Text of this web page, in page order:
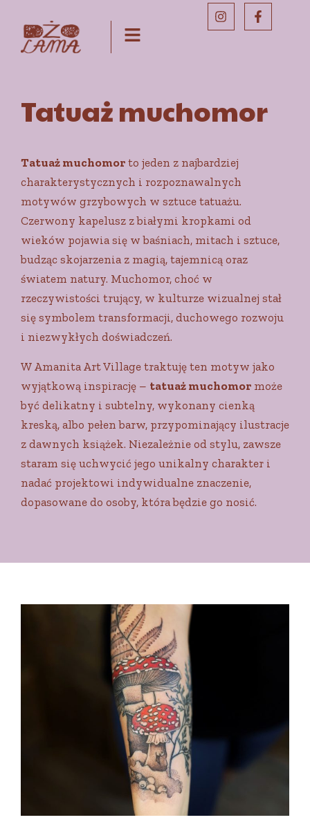
Tatuaż muchomor
Tatuaż muchomor to jeden z najbardziej
charakterystycznych i rozpoznawalnych
motywów grzybowych w sztuce tatuażu.
Czerwony kapelusz z białymi kropkami od
wieków pojawia się w baśniach, mitach i sztuce,
budząc skojarzenia z magią, tajemnicą oraz
światem natury. Muchomor, choć w
rzeczywistości trujący, w kulturze wizualnej stał
się symbolem transformacji, duchowego rozwoju
i niezwykłych doświadczeń.
W Amanita Art Village traktuję ten motyw jako
wyjątkową inspirację – tatuaż muchomor może
być delikatny i subtelny, wykonany cienką
kreską, albo pełen barw, przypominający ilustracje
z dawnych książek. Niezależnie od stylu, zawsze
staram się uchwycić jego unikalny charakter i
nadać projektowi indywidualne znaczenie,
dopasowane do osoby, która będzie go nosić.